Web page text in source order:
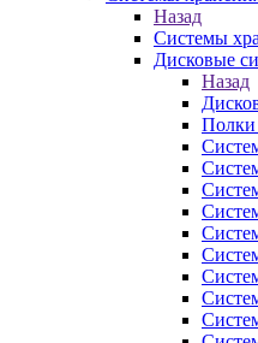
Назад
Системы
Дисковые
Назад
Полки